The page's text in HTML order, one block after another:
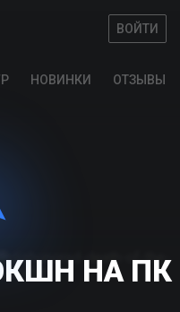
ВОЙТИ
ВОЙТИ
НОВИНКИ ОТЗЫВЫ
НА ПК